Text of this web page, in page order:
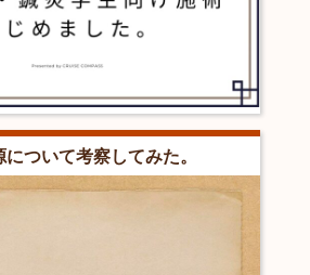
ついて考察してみた。